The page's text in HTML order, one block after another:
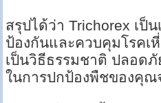
สรุปได้ว่า Trichorex เป็
ป้องกันและควบคุมโรคเ
เป็นวิธีธรรมชาติ ปลอด
ในการปกป้องพืชของคุณ